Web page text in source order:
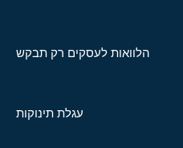
הלוואות לעסקים רק תבקש
עגלת תינוקות